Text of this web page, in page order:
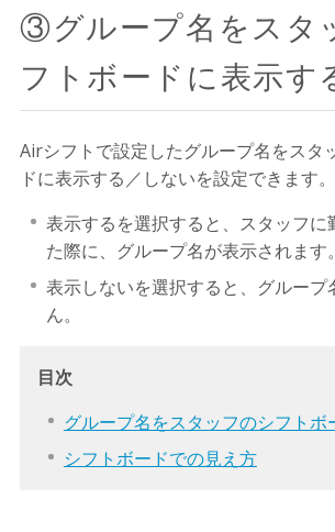
③グループ名をスタ
フトボードに表示す
Airシフトで設定したグループ名をスタ
ドに表示する／しないを設定できます。
表示するを選択すると、スタッフに
た際に、グループ名が表示されます。
表示しないを選択すると、グループ
ん。
目次
グループ名をスタッフのシフトボ
シフトボードでの見え方